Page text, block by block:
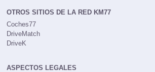
OTROS SITIOS DE LA RED KM77
Coches77
DriveMatch
DriveK
ASPECTOS LEGALES